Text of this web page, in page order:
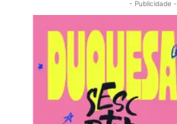
- Publicidade -